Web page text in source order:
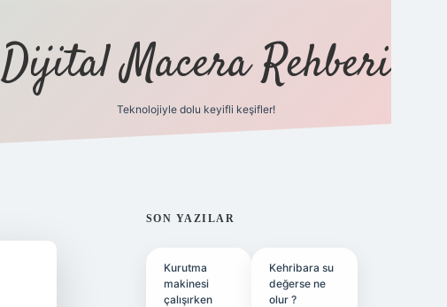
Dijital Macera Rehberi
Teknolojiyle dolu keyifli keşifler!
SIDEBAR
SON YAZILAR
Kurutma
makinesi
çalışırken
Kehribara su
değerse ne
olur ?